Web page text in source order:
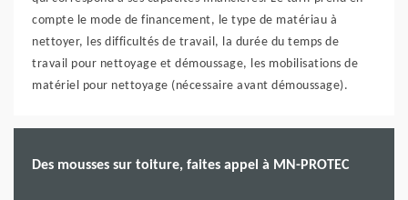
compte le mode de financement, le type de matériau à
nettoyer, les difficultés de travail, la durée du temps de
travail pour nettoyage et démoussage, les mobilisations de
matériel pour nettoyage (nécessaire avant démoussage).
Des mousses sur toiture, faites appel à MN-PROTEC